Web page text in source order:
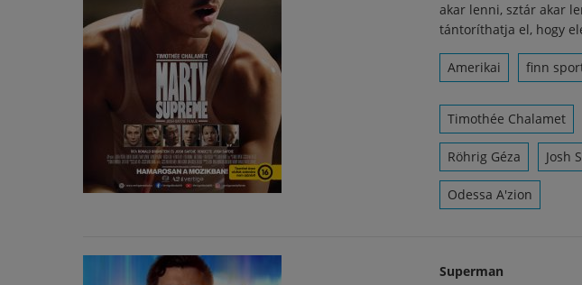
akar lenni, sztár akar
tántoríthatja el, hogy
Amerikai finn
Timothée Chalamet
Röhrig Géza Josh
Odessa A'zion
Superman